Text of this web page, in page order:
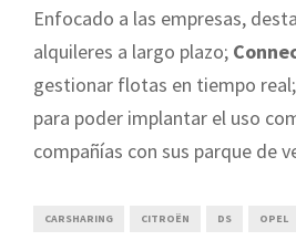
Enfocado a las empresas,
alquileres a largo plazo;
gestionar flotas en tiempo
para poder implantar el uso
compañías con sus parque de
CARSHARING CITROËN DS OPEL